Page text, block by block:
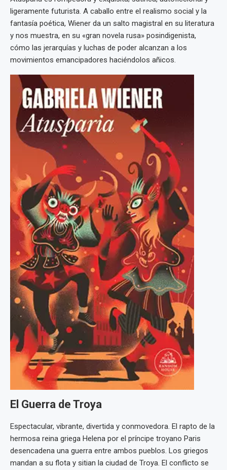
ligeramente futurista. A caballo entre el realismo social y la
fantasía poética, Wiener da un salto magistral en su literatura
y nos muestra, en su «gran novela rusa» posindigenista,
cómo las jerarquías y luchas de poder alcanzan a los
movimientos emancipadores haciéndolos añicos.
El Guerra de Troya
Espectacular, vibrante, divertida y conmovedora. El rapto de la
hermosa reina griega Helena por el príncipe troyano Paris
desencadena una guerra entre ambos pueblos. Los griegos
mandan a su flota y sitian la ciudad de Troya. El conflicto se